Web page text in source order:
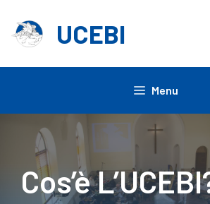
contenuto
UCEBI
Menu
Cos’è